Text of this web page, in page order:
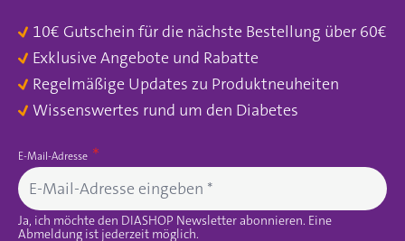
10€ Gutschein für die nächste Bestellung über 60€
Exklusive Angebote und Rabatte
Regelmäßige Updates zu Produktneuheiten
Wissenswertes rund um den Diabetes
E-Mail-Adresse
Ja, ich möchte den DIASHOP Newsletter abonnieren. Eine
Abmeldung ist jederzeit möglich.